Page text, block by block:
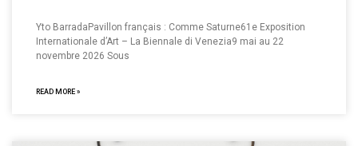
Yto BarradaPavillon français : Comme Saturne61e Exposition
Internationale d’Art – La Biennale di Venezia9 mai au 22
novembre 2026 Sous
READ MORE »